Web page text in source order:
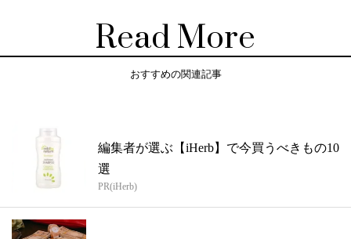
Read More
おすすめの関連記事
編集者が選ぶ【iHerb】で今買うべきもの10
選
PR(iHerb)